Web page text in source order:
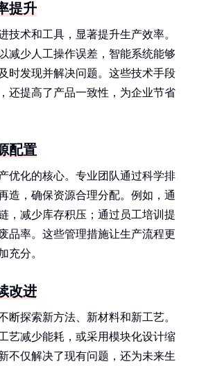
提升
技术和工具，显著提升生产效率。
减少人工操作误差，智能系统能够
时发现并解决问题。这些技术手段
还提高了产品一致性，为企业节省
配置
优化的核心。专业团队通过科学排
造，确保资源合理分配。例如，通
，减少库存积压；通过员工培训提
品率。这些管理措施让生产流程更
充分。
改进
断探索新方法、新材料和新工艺。
艺减少能耗，或采用模块化设计缩
不仅解决了现有问题，还为未来生